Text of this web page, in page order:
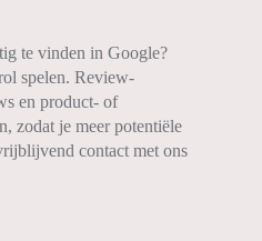
te vinden in Google?
spelen. Review-
en product- of
zodat je meer potentiële
contact met ons